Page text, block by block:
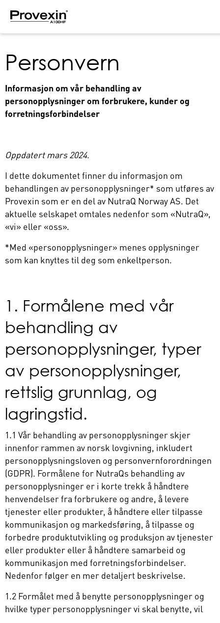
Personvern
Informasjon om vår behandling av
personopplysninger om forbrukere, kunder og
forretningsforbindelser
Oppdatert mars 2024.
I dette dokumentet finner du informasjon om
behandlingen av personopplysninger* som utføres av
Provexin som er en del av NutraQ Norway AS. Det
aktuelle selskapet omtales nedenfor som «NutraQ»,
«vi» eller «oss».
*Med «personopplysninger» menes opplysninger
som kan knyttes til deg som enkeltperson.
1. Formålene med vår
behandling av
personopplysninger, typer
av personopplysninger,
rettslig grunnlag, og
lagringstid.
1.1 Vår behandling av personopplysninger skjer
innenfor rammen av norsk lovgivning, inkludert
personopplysningsloven og personvernforordningen
(GDPR). Formålene for NutraQs behandling av
personopplysninger er i korte trekk å håndtere
henvendelser fra forbrukere og andre, å levere
tjenester eller produkter, å håndtere eller tilpasse
kommunikasjon og markedsføring, å tilpasse og
forbedre produktutvikling og produksjon av tjenester
eller produkter eller å håndtere samarbeid og
kommunikasjon med forretningsforbindelser.
Nedenfor følger en mer detaljert beskrivelse.
1.2 Formålet med å benytte personopplysninger og
hvilke typer personopplysninger vi skal benytte, vil